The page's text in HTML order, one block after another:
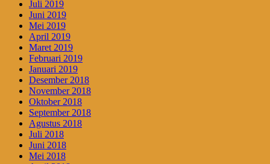
Juli 2019
Juni 2019
Mei 2019
April 2019
Maret 2019
Februari 2019
Januari 2019
Desember 2018
November 2018
Oktober 2018
September 2018
Agustus 2018
Juli 2018
Juni 2018
Mei 2018